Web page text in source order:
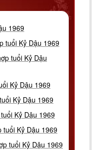
1969
tuổi Kỷ Dậu 1969
tuổi Kỷ Dậu
Kỷ Dậu 1969
Kỷ Dậu 1969
Kỷ Dậu 1969
Kỷ Dậu 1969
tuổi Kỷ Dậu 1969